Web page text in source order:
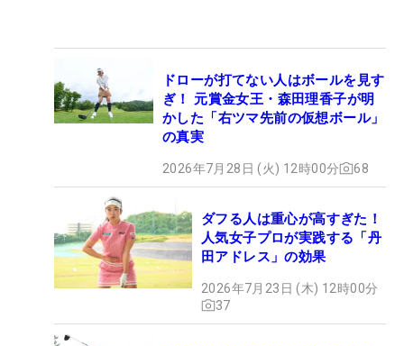
ドローが打てない人はボールを見す
ぎ！ 元賞金女王・森田理香子が明
かした「右ツマ先前の仮想ボール」
の真実
2026年7月28日 (火) 12時00分 68
ダフる人は重心が高すぎた！
人気女子プロが実践する「丹
田アドレス」の効果
2026年7月23日 (木) 12時00分
37